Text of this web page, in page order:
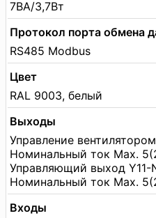
7ВА/3,7Вт
Протокол порта обмена
RS485 Modbus
Цвет
RAL 9003, белый
Выходы
Управление
Номинальный ток Max.
Управляющий выход
Номинальный ток Max.
Входы